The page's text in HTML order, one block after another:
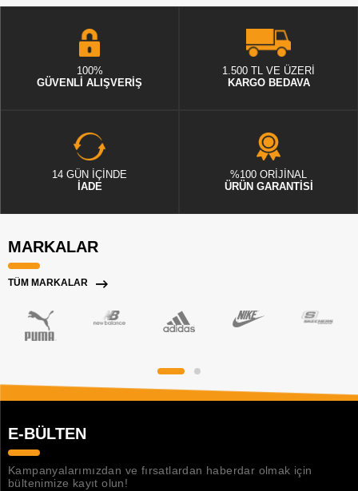
100%
GÜVENLİ ALIŞVERİŞ
1.500 TL VE ÜZERİ
KARGO BEDAVA
14 GÜN İÇİNDE
İADE
%100 ORİJİNAL
ÜRÜN GARANTİSİ
MARKALAR
TÜM MARKALAR
E-BÜLTEN
Kampanyalarımızdan ve fırsatlardan haberdar olmak için
bültenimize kayıt olun!